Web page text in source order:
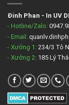
Đinh Phan - In UV
- Hotline/Zalo:
- Email:
- Xưởng 1: 234/3 Tô
- Xưởng 2: 185 Lý